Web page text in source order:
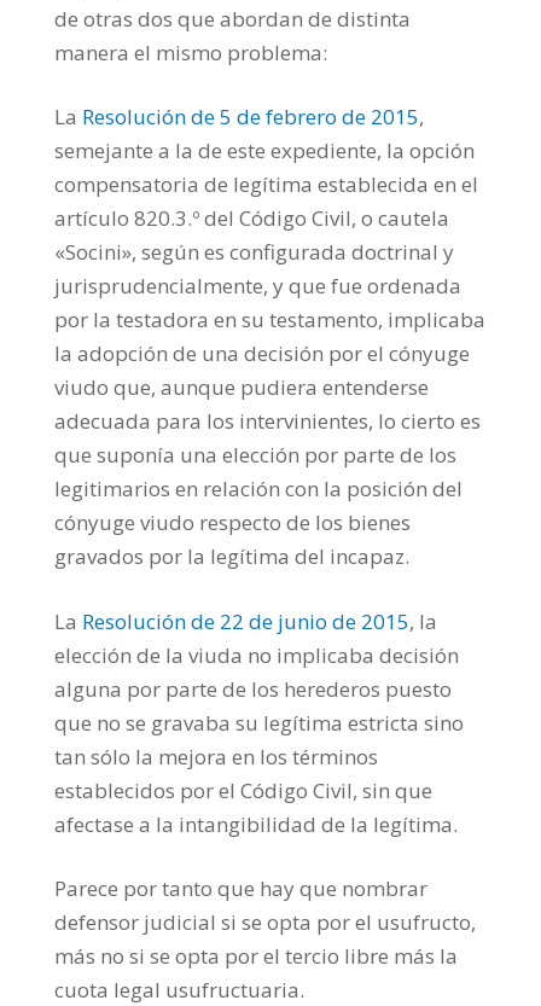
de otras dos que abordan de distinta
manera el mismo problema:
La Resolución de 5 de febrero de 2015,
semejante a la de este expediente, la opción
compensatoria de legítima establecida en el
artículo 820.3.º del Código Civil, o cautela
«Socini», según es configurada doctrinal y
jurisprudencialmente, y que fue ordenada
por la testadora en su testamento, implicaba
la adopción de una decisión por el cónyuge
viudo que, aunque pudiera entenderse
adecuada para los intervinientes, lo cierto es
que suponía una elección por parte de los
legitimarios en relación con la posición del
cónyuge viudo respecto de los bienes
gravados por la legítima del incapaz.
La Resolución de 22 de junio de 2015, la
elección de la viuda no implicaba decisión
alguna por parte de los herederos puesto
que no se gravaba su legítima estricta sino
tan sólo la mejora en los términos
establecidos por el Código Civil, sin que
afectase a la intangibilidad de la legítima.
Parece por tanto que hay que nombrar
defensor judicial si se opta por el usufructo,
más no si se opta por el tercio libre más la
cuota legal usufructuaria.